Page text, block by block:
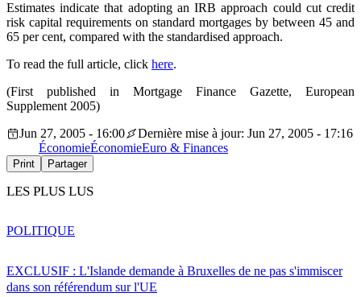
Estimates indicate that adopting an IRB approach could cut credit
risk capital requirements on standard mortgages by between 45 and
65 per cent, compared with the standardised approach.
To read the full article, click here.
(First published in Mortgage Finance Gazette, European
Supplement 2005)
Jun 27, 2005 - 16:00
Dernière mise à jour: Jun 27, 2005 - 17:16
ÉconomieÉconomieEuro & Finances
Print Partager
LES PLUS LUS
EXCLUSIF : L'Islande demande à Bruxelles de ne pas s'immiscer
dans son référendum sur l'UE
POLITIQUE